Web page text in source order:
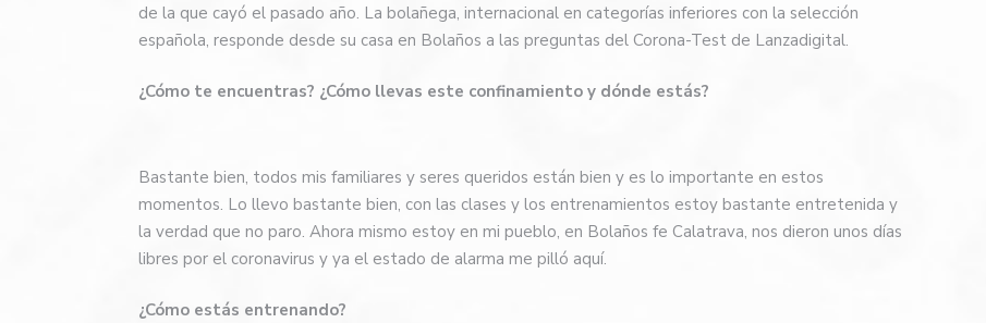
de la que cayó el pasado año. La bolañega, internacional en categorías inferiores con la selección
española, responde desde su casa en Bolaños a las preguntas del Corona-Test de Lanzadigital.
¿Cómo te encuentras? ¿Cómo llevas este confinamiento y dónde estás?
Bastante bien, todos mis familiares y seres queridos están bien y es lo importante en estos
momentos. Lo llevo bastante bien, con las clases y los entrenamientos estoy bastante entretenida y
la verdad que no paro. Ahora mismo estoy en mi pueblo, en Bolaños fe Calatrava, nos dieron unos días
libres por el coronavirus y ya el estado de alarma me pilló aquí.
¿Cómo estás entrenando?